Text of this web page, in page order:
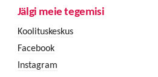
Jälgi meie tegemisi
Koolituskeskus
Facebook
Instagram